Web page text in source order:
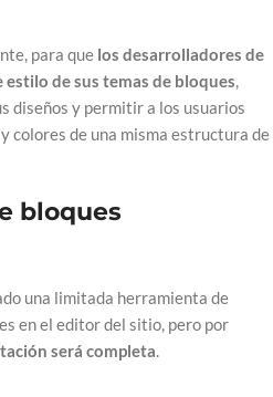
para que los desarrolladores de
de sus temas de bloques,
diseños y permitir a los usuarios
colores de una misma estructura de
bloques
una limitada herramienta de
en el editor del sitio, pero por
será completa.